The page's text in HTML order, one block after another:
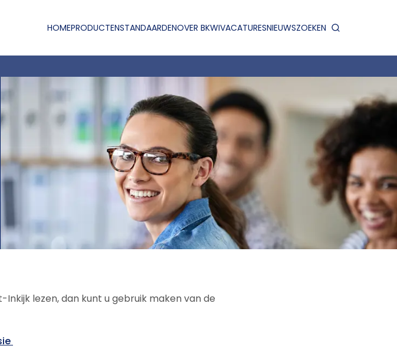
HOMEPRODUCTENSTANDAARDENOVER BKWIVACATURESNIEUWSZOEKEN
lezen, dan kunt u gebruik maken van de